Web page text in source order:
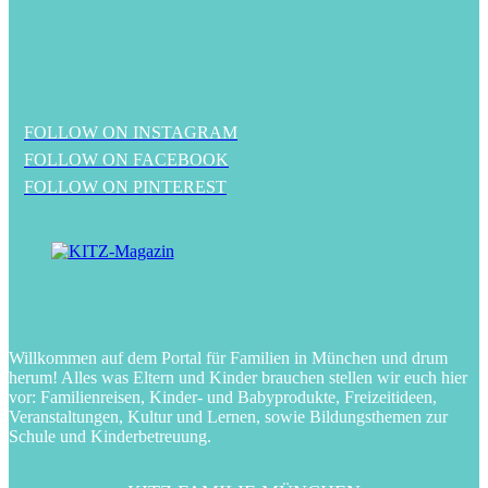
FOLLOW ON INSTAGRAM
FOLLOW ON FACEBOOK
FOLLOW ON PINTEREST
Willkommen auf dem Portal für Familien in München und drum
herum! Alles was Eltern und Kinder brauchen stellen wir euch hier
vor: Familienreisen, Kinder- und Babyprodukte, Freizeitideen,
Veranstaltungen, Kultur und Lernen, sowie Bildungsthemen zur
Schule und Kinderbetreuung.